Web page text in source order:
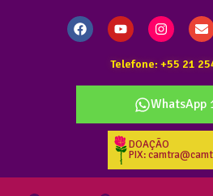
Telefone: +55 21
WhatsApp
DOAÇÃO
PIX: